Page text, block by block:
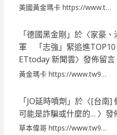
美國黃金瑪卡 https://www.t…
「德國黑金剛 」於〈家豪、
軍 「志強」緊追進
ETtoday 新聞雲〉發佈留言
黃金瑪卡 https://www.tw9…
「JO延時噴劑 」於〈[台南]
可能是詐騙或什麼的… 〉發
草本偉哥 https://www.tw9…